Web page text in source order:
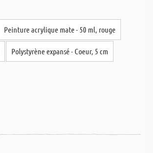
Peinture acrylique mate - 50 ml, rouge
Polystyrène expansé - Coeur, 5 cm